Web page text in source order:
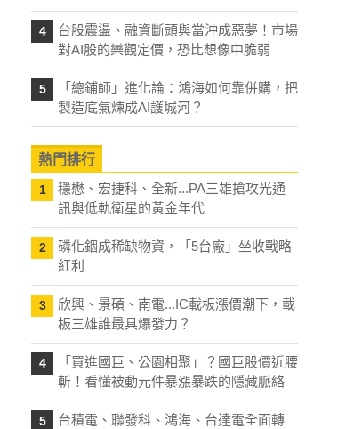
4
台股震盪、融資斷頭與當沖成惡夢！市場
對AI股的樂觀定價，恐比想像中脆弱
5
「總鋪師」進化論：鴻海如何靠併購，把
製造底氣煉成AI護城河？
熱門排行
1
穩懋、宏捷科、全新...PA三雄搶攻光通
訊與低軌衛星的黃金年代
2
磷化銦成稀缺物資，「5台廠」坐收戰略
紅利
3
欣興、景碩、南電...IC載板漲價潮下，載
板三雄誰最具爆發力？
4
「買進國巨、公園相聚」？國巨股價近腰
斬！看懂被動元件暴漲暴跌的隱藏脈絡
5
台積電、聯發科、鴻海、台達電全面轉